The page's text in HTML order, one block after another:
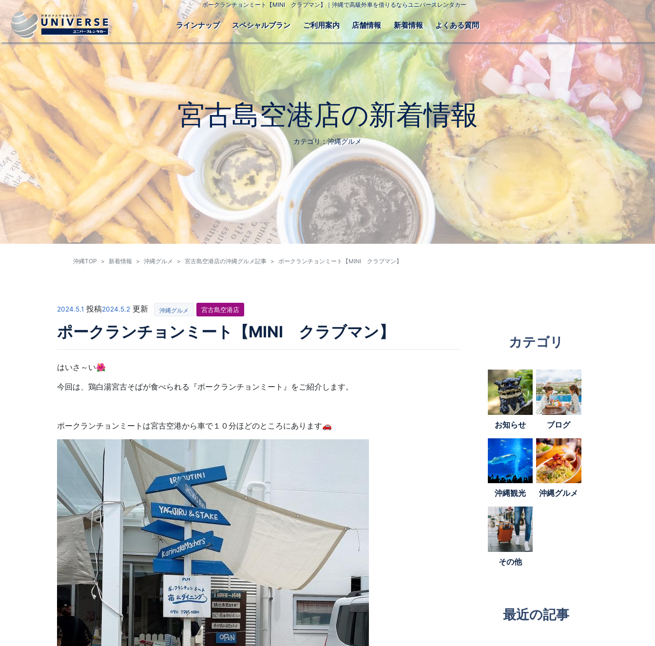
ポークランチョンミート【MINI クラブマン】｜沖縄で高級外車を借りるならユニバースレンタカー
ラインナップ スペシャルプラン ご利用案内 店舗情報 新着情報 よくある質問
宮古島空港店の新着情報
カテゴリ：沖縄グルメ
沖縄TOP 新着情報 沖縄グルメ 宮古島空港店の沖縄グルメ記事 ポークランチョンミート【MINI クラブマン】
2024.5.1 投稿2024.5.2 更新 沖縄グルメ 宮古島空港店
ポークランチョンミート【MINI クラブマン】
はいさ～い🌺
今回は、鶏白湯宮古そばが食べられる『ポークランチョンミート』をご紹介します。
ポークランチョンミートは宮古空港から車で１０分ほどのところにあります🚗
カテゴリ
お知らせ ブログ
沖縄観光 沖縄グルメ
その他
最近の記事